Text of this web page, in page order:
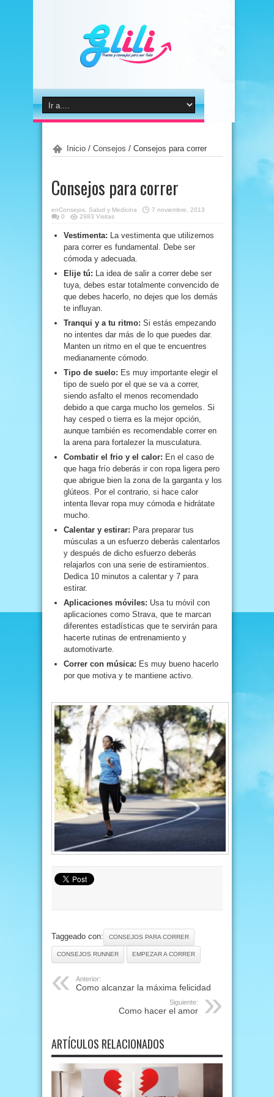
Inicio / Consejos / Consejos para correr
Consejos para correr
enConsejos Salud y Medicina
7 noviembre, 2013
0
2983 Visitas
Vestimenta: La vestimenta que utilizemos
para correr es fundamental. Debe ser
cómoda y adecuada.
Elije tú: La idea de salir a correr debe ser
tuya, debes estar totalmente convencido de
que debes hacerlo, no dejes que los demás
te influyan.
Tranqui y a tu ritmo: Si estás empezando
no intentes dar más de lo que puedes dar.
Manten un ritmo en el que te encuentres
medianamente cómodo.
Tipo de suelo: Es muy importante elegir el
tipo de suelo por el que se va a correr,
siendo asfalto el menos recomendado
debido a que carga mucho los gemelos. Si
hay cesped o tierra es la mejor opción,
aunque también es recomendable correr en
la arena para fortalezer la musculatura.
Combatir el frio y el calor: En el caso de
que haga frío deberás ir con ropa ligera pero
que abrigue bien la zona de la garganta y los
glúteos. Por el contrario, si hace calor
intenta llevar ropa muy cómoda e hidrátate
mucho.
Calentar y estirar: Para preparar tus
músculas a un esfuerzo deberás calentarlos
y después de dicho esfuerzo deberás
relajarlos con una serie de estiramientos.
Dedica 10 minutos a calentar y 7 para
estirar.
Aplicaciones móviles: Usa tu móvil con
aplicaciones como Strava, que te marcan
diferentes estadísticas que te servirán para
hacerte rutinas de entrenamiento y
automotivarte.
Correr con música: Es muy bueno hacerlo
por que motiva y te mantiene activo.
Taggeado con: CONSEJOS PARA CORRER
CONSEJOS RUNNER EMPEZAR A CORRER
Anterior:
Como alcanzar la máxima felicidad
Siguiente:
Como hacer el amor
ARTÍCULOS RELACIONADOS